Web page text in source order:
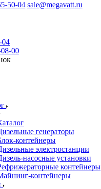
50-04 sale@megavatt.ru
04
00
генераторы
контейнеры
электростанции
насосные установки
контейнеры
контейнеры